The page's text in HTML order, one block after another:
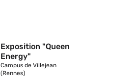
Exposition "Queen
Energy"
Campus de Villejean
(Rennes)